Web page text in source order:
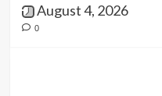
August 4, 2026
0